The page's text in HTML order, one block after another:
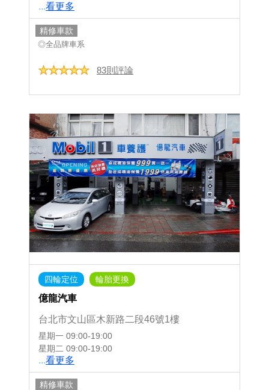
...看更多
精修車款
◎全品牌車系
83則評論
四輪定位 輪胎更換
億龍汽車
台北市文山區木新路二段46號1樓
星期一 09:00-19:00
星期二 09:00-19:00
...看更多
精修車款